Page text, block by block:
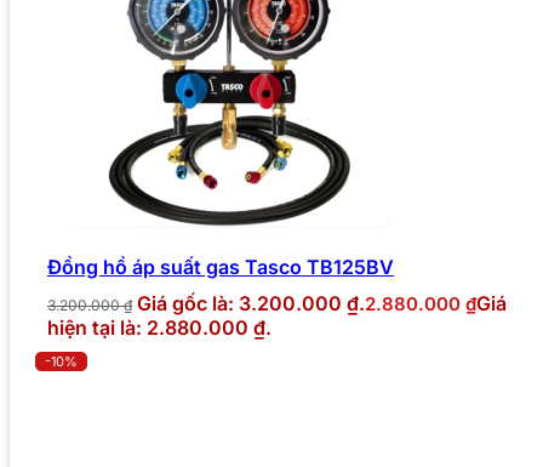
Đồng hồ áp suất gas Tasco TB125BV
3.200.000₫ Giá gốc là: 3.200.000 ₫.2.880.000 ₫Giá
hiện tại là: 2.880.000 ₫.
-10%